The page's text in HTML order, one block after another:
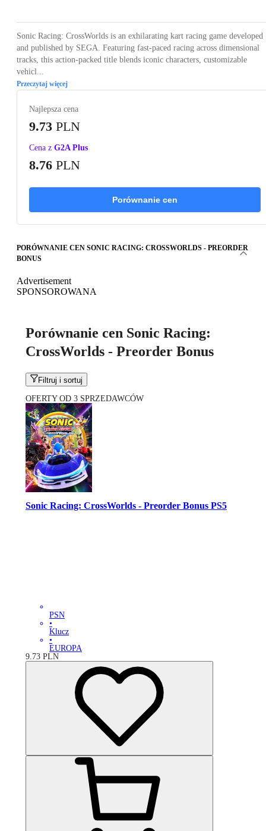
Sonic Racing: CrossWorlds is an exhilarating kart racing game developed
and published by SEGA. Featuring fast-paced racing across dimensional
tracks, this action-packed title blends iconic characters, customizable
vehicl...
Przeczytaj więcej
Najlepsza cena
9.73 PLN
Cena z G2A Plus
8.76 PLN
Porównanie cen
PORÓWNANIE CEN SONIC RACING: CROSSWORLDS - PREORDER
BONUS
Advertisement
SPONSOROWANA
Porównanie cen Sonic Racing:
CrossWorlds - Preorder Bonus
Filtruj i sortuj
OFERTY OD 3 SPRZEDAWCÓW
Sonic Racing: CrossWorlds - Preorder Bonus PS5
PSN
•
Klucz
•
EUROPA
9.73 PLN